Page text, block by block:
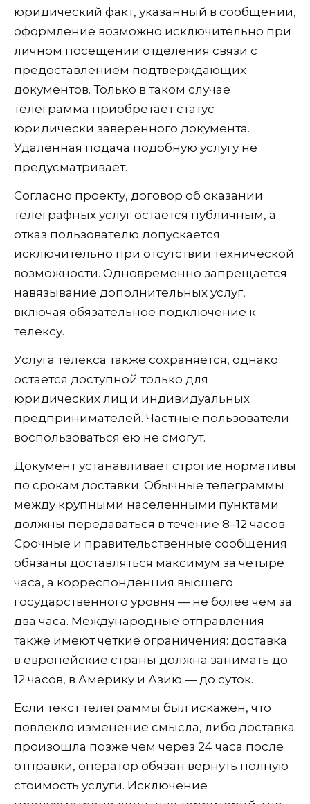
юридический факт, указанный в сообщении,
оформление возможно исключительно при
личном посещении отделения связи с
предоставлением подтверждающих
документов. Только в таком случае
телеграмма приобретает статус
юридически заверенного документа.
Удаленная подача подобную услугу не
предусматривает.
Согласно проекту, договор об оказании
телеграфных услуг остается публичным, а
отказ пользователю допускается
исключительно при отсутствии технической
возможности. Одновременно запрещается
навязывание дополнительных услуг,
включая обязательное подключение к
телексу.
Услуга телекса также сохраняется, однако
остается доступной только для
юридических лиц и индивидуальных
предпринимателей. Частные пользователи
воспользоваться ею не смогут.
Документ устанавливает строгие нормативы
по срокам доставки. Обычные телеграммы
между крупными населенными пунктами
должны передаваться в течение 8–12 часов.
Срочные и правительственные сообщения
обязаны доставляться максимум за четыре
часа, а корреспонденция высшего
государственного уровня — не более чем за
два часа. Международные отправления
также имеют четкие ограничения: доставка
в европейские страны должна занимать до
12 часов, в Америку и Азию — до суток.
Если текст телеграммы был искажен, что
повлекло изменение смысла, либо доставка
произошла позже чем через 24 часа после
отправки, оператор обязан вернуть полную
стоимость услуги. Исключение